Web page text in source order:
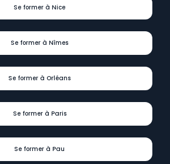
Se former à Nice
Se former à Nîmes
Se former à Orléans
Se former à Paris
Se former à Pau